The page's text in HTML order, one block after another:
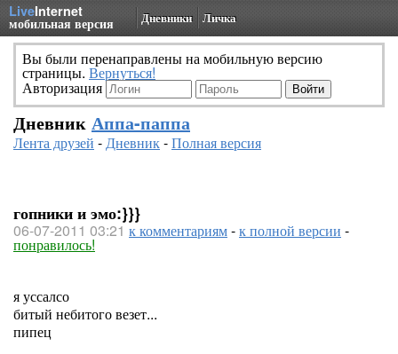
LiveInternet
мобильная версия Дневники Личка
Вы были перенаправлены на мобильную версию
страницы. Вернуться!
Авторизация
Дневник Аппа-паппа
Лента друзей -Дневник-Полная версия
гопники и эмо:}}}
06-07-2011 03:21 к комментариям-к полной версии -
понравилось!
я уссалсо
битый небитого везет...
пипец